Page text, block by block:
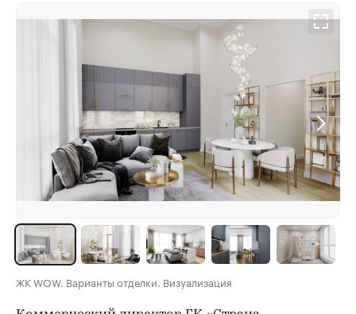
ЖК WOW. Варианты отделки. Визуализация